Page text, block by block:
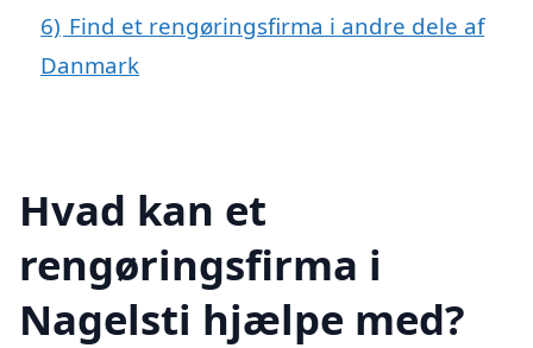
6) Find et rengøringsfirma i andre dele af
Danmark
Hvad kan et
rengøringsfirma i
Nagelsti hjælpe med?